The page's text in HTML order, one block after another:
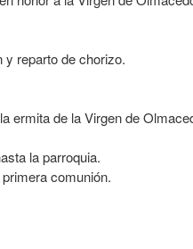
y reparto de chorizo.
ermita de la Virgen de
la parroquia.
comunión.